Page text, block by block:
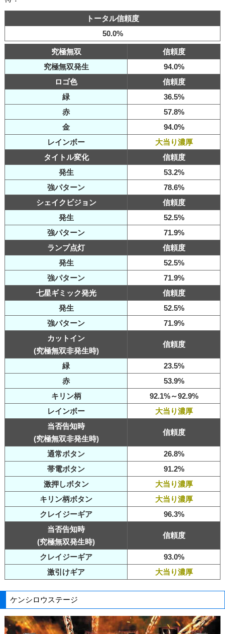
トータル信頼度
50.0%
究極無双
信頼度
究極無双発生
94.0%
ロゴ色
信頼度
緑
36.5%
赤
57.8%
金
94.0%
レインボー
大当り濃厚
タイトル変化
信頼度
発生
53.2%
強パターン
78.6%
シェイクビジョン
信頼度
発生
52.5%
強パターン
71.9%
ランプ点灯
信頼度
発生
52.5%
強パターン
71.9%
七星ギミック発光
信頼度
発生
52.5%
強パターン
71.9%
カットイン
(究極無双非発生時)
信頼度
緑
23.5%
赤
53.9%
キリン柄
92.1%～92.9%
レインボー
大当り濃厚
当否告知時
(究極無双非発生時)
信頼度
通常ボタン
26.8%
帯電ボタン
91.2%
激押しボタン
大当り濃厚
キリン柄ボタン
大当り濃厚
クレイジーギア
96.3%
当否告知時
(究極無双発生時)
信頼度
クレイジーギア
93.0%
激引けギア
大当り濃厚
ケンシロウステージ